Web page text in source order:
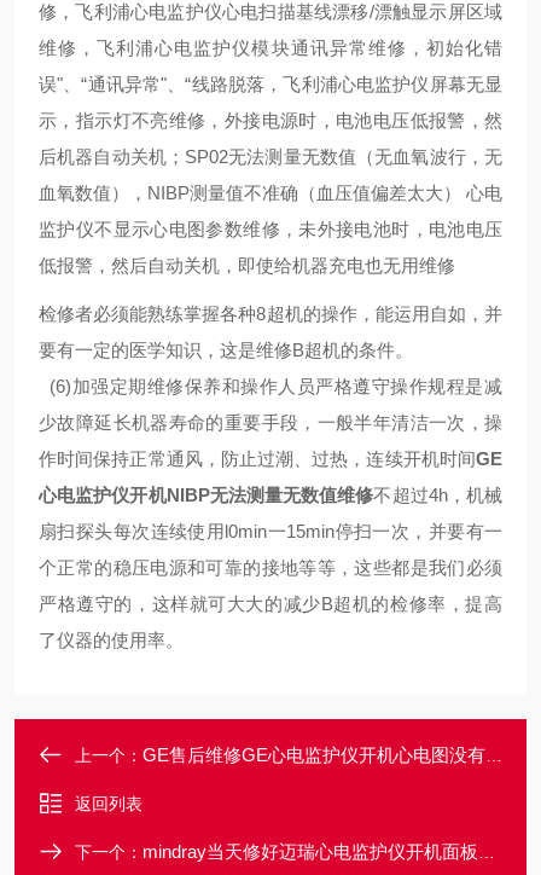
修，飞利浦心电监护仪心电扫描基线漂移/漂触显示屏区域
维修，飞利浦心电监护仪模块通讯异常维修，初始化错
误"、“通讯异常"、“线路脱落，飞利浦心电监护仪屏幕无显
示，指示灯不亮维修，外接电源时，电池电压低报警，然
后机器自动关机；SP02无法测量无数值（无血氧波行，无
血氧数值），NIBP测量值不准确（血压值偏差太大） 心电
监护仪不显示心电图参数维修，未外接电池时，电池电压
低报警，然后自动关机，即使给机器充电也无用维修
检修者必须能熟练掌握各种8超机的操作，能运用自如，并
要有一定的医学知识，这是维修B超机的条件。
(6)加强定期维修保养和操作人员严格遵守操作规程是减
少故障延长机器寿命的重要手段，一般半年清洁一次，操
作时间保持正常通风，防止过潮、过热，连续开机时间GE
心电监护仪开机NIBP无法测量无数值维修不超过4h，机械
扇扫探头每次连续使用l0min一15min停扫一次，并要有一
个正常的稳压电源和可靠的接地等等，这些都是我们必须
严格遵守的，这样就可大大的减少B超机的检修率，提高
了仪器的使用率。
上一个： GE售后维修GE心电监护仪开机心电图没有心电波形维修
返回列表
下一个： mindray当天修好迈瑞心电监护仪开机面板黑屏不显示维修解决